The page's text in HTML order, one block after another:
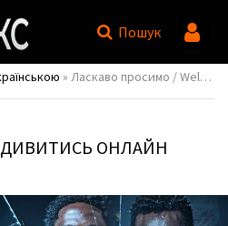
Пошук
» Ласкаво просимо / Welcome
ОНЛАЙН